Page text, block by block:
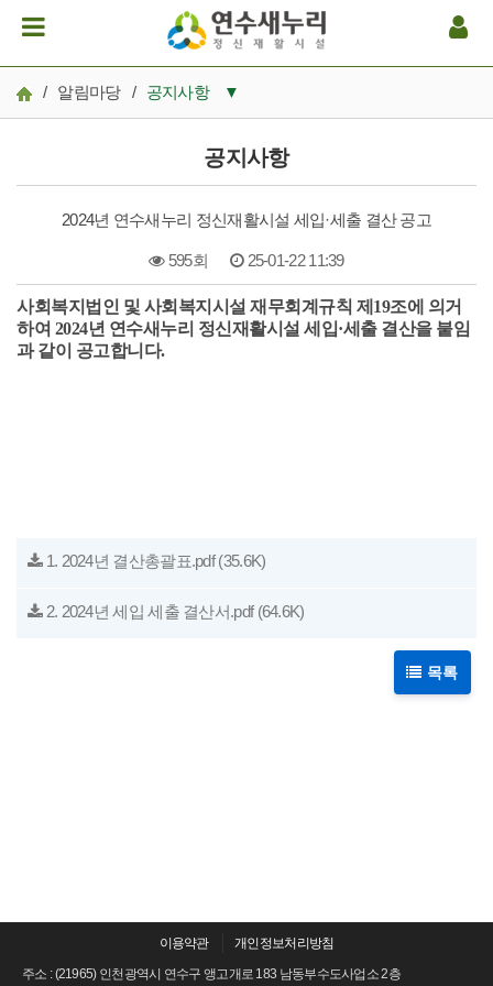
/ 알림마당 / 공지사항 ▼
일정
후원/봉사
보도자료
공지사항
2024년 연수새누리 정신재활시설 세입·세출 결산 공고
595회 25-01-22 11:39
본문
사회 복지법인 및 사회복지시설 재무회계규칙 제19조에 의거
하여 2024년 연수새누리 정신재활시설 세입·세출 결산을 붙임
과 같이 공고합니다.
1. 2024년 결산총괄표.pdf(35.6K)
2. 2024년 세입 세출 결산서.pdf(64.6K)
목록
이용약관
개인정보처리방침
주소 : (21965) 인천광역시 연수구 앵고개로 183 남동부수도사업소 2층